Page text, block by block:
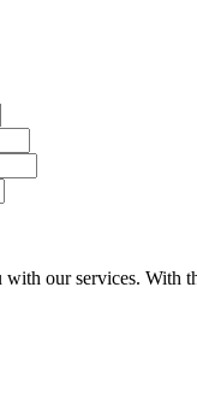
our services. With